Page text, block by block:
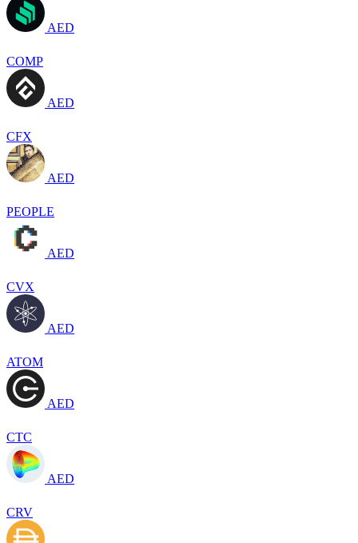
AED
COMP
AED
CFX
AED
PEOPLE
AED
CVX
AED
ATOM
AED
CTC
AED
CRV